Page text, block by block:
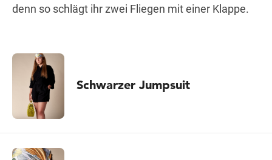
denn so schlägt ihr zwei Fliegen mit einer Klappe.
Schwarzer Jumpsuit